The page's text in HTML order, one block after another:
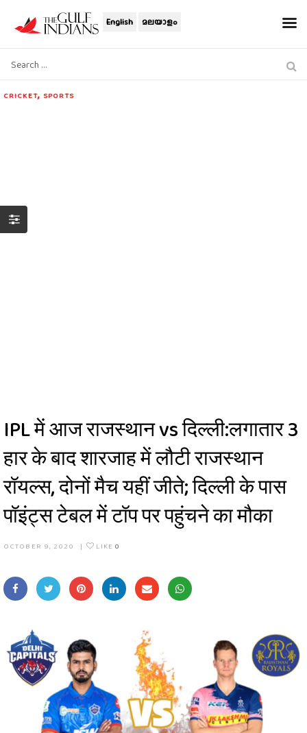
English മലയാളം
CRICKET, SPORTS
IPL में आज राजस्थान vs दिल्ली:लगातार 3
हार के बाद शारजाह में लौटी राजस्थान
रॉयल्स, दोनों मैच यहीं जीते; दिल्ली के पास
पॉइंट्स टेबल में टॉप पर पहुंचने का मौका
OCTOBER 9, 2020 | LIKE 0